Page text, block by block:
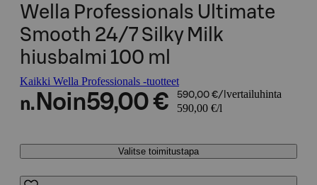
Wella Professionals Ultimate
Smooth 24/7 Silky Milk
hiusbalmi 100 ml
Kaikki Wella Professionals -tuotteet
n. Noin59,00 € 590,00 €/l vertailuhinta
590,00 €/l
Valitse toimitustapa